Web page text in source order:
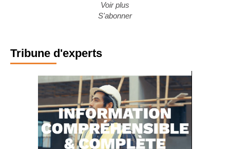
Voir plus
S'abonner
Tribune d'experts